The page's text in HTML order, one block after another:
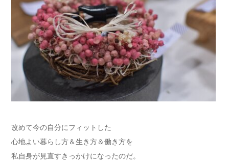
改めて今の自分にフィットした
心地よい暮らし方＆生き方＆働き方を
私自身が見直すきっかけになったのだ。